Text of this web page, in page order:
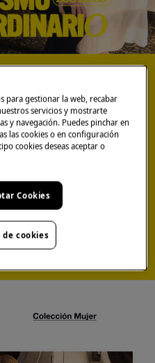
para gestionar la web, recabar
servicios y mostrarte
y navegación. Puedes pinchar en
las cookies o en configuración
cookies deseas aceptar o
Cookies
de cookies